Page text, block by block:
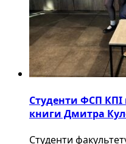
Студенти ФСП КПІ
книги Дмитра
Студенти